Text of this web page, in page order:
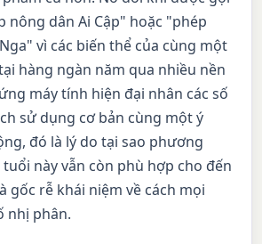
nông dân Ai Cập" hoặc "phép
vì các biến thể của cùng một
hàng ngàn năm qua nhiều nền
máy tính hiện đại nhân các số
sử dụng cơ bản cùng một ý
đó là lý do tại sao phương
tuổi này vẫn còn phù hợp cho đến
gốc rễ khái niệm về cách mọi
nhị phân.